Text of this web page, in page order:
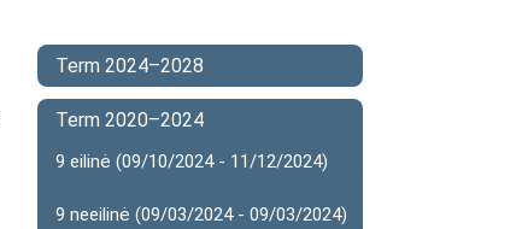
Term 2024–2028
Term 2020–2024
9 eilinė (09/10/2024 - 11/12/2024)
9 neeilinė (09/03/2024 - 09/03/2024)